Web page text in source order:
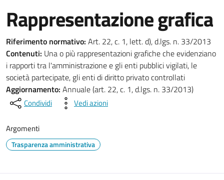
Rappresentazione grafica
Riferimento normativo: Art. 22, c. 1, lett. d), d.lgs. n. 33/2013
Contenuti: Una o più rappresentazioni grafiche che evidenziano
i rapporti tra l'amministrazione e gli enti pubblici vigilati, le
società partecipate, gli enti di diritto privato controllati
Aggiornamento: Annuale (art. 22, c. 1, d.lgs. n. 33/2013)
Condividi Vedi azioni
Argomenti
Trasparenza amministrativa